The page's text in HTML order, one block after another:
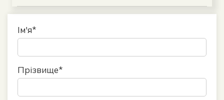
Ім'я*
Прізвище*